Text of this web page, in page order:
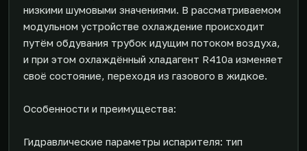
низкими шумовыми значениями. В рассматриваемом
модульном устройстве охлаждение происходит
путём обдувания трубок идущим потоком воздуха,
и при этом охлаждённый хладагент R410a изменяет
своё состояние, переходя из газового в жидкое.
Особенности и преимущества:
Гидравлические параметры испарителя: тип